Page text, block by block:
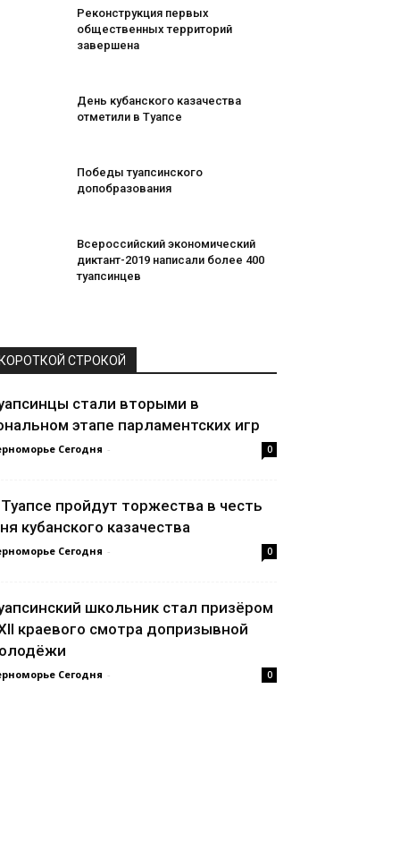
Реконструкция первых
общественных территорий
завершена
День кубанского казачества
отметили в Туапсе
Победы туапсинского
допобразования
Всероссийский экономический
диктант-2019 написали более 400
туапсинцев
КОРОТКОЙ СТРОКОЙ
стали вторыми в
этапе парламентских игр
Сегодня - 0
пройдут торжества в честь
кубанского казачества
Сегодня - 0
школьник стал призёром
краевого смотра допризывной
Сегодня - 0